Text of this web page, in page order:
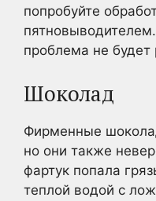
попробуйте
проблема не будет
Шоколад
Фирменные
но они также
фартук попала
теплой водой с